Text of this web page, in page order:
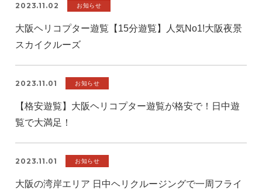
2023.11.02 お知らせ
大阪ヘリコプター遊覧【15分遊覧】人気No1!大阪夜景
スカイクルーズ
2023.11.01 お知らせ
【格安遊覧】大阪ヘリコプター遊覧が格安で！日中遊
覧で大満足！
2023.11.01 お知らせ
大阪の湾岸エリア 日中ヘリクルージングで一周フライ